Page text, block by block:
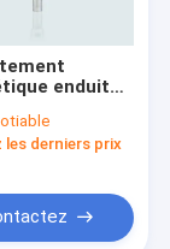
enduit
du client par
pompe
les derniers prix